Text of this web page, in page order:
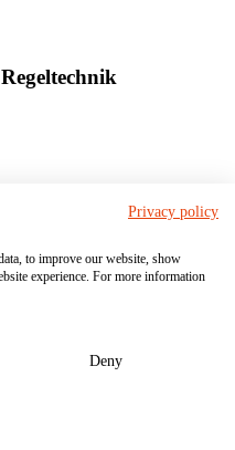
Anwendungen von
Privacy policy
to improve our website, show
experience. For more information
Deny